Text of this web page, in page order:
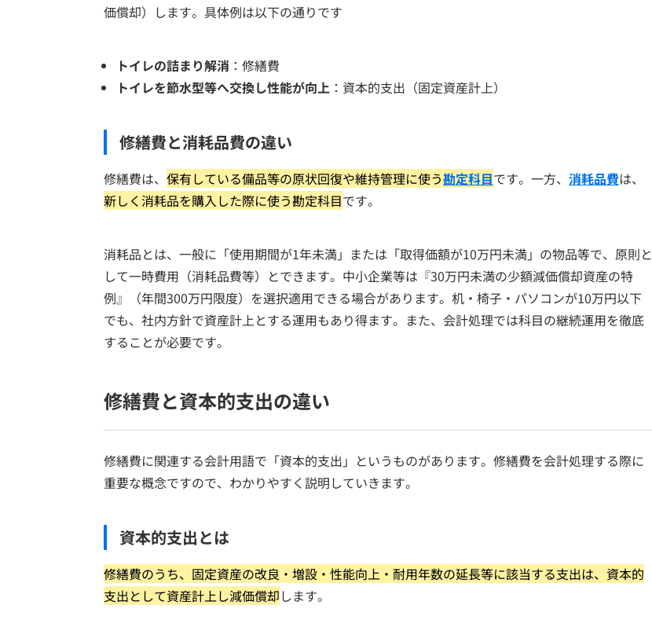
価償却）します。具体例は以下の通りです
トイレの詰まり解消 ：修繕費
トイレを節水型等へ交換し性能が向上 ：資本的支出（固定資産計上）
修繕費と消耗品費の違い
修繕費は、 保有している備品等の原状回復や維持管理に使う勘定科目です。一方、 消耗品費は、
新しく消耗品を購入した際に使う勘定科目です。
消耗品とは、一般に「使用期間が1年未満」または「取得価額が10万円未満」の物品等で、原則と
して一時費用（消耗品費等）とできます。中小企業等は『30万円未満の少額減価償却資産の特
例』（年間300万円限度）を選択適用できる場合があります。机・椅子・パソコンが10万円以下
でも、社内方針で資産計上とする運用もあり得ます。また、会計処理では科目の継続運用を徹底
することが必要です。
修繕費と資本的支出の違い
修繕費に関連する会計用語で「資本的支出」というものがあります。修繕費を会計処理する際に
重要な概念ですので、わかりやすく説明していきます。
資本的支出とは
修繕費のうち、固定資産の改良・増設・性能向上・耐用年数の延長等に該当する支出は、資本的
支出として資産計上し減価償却します。